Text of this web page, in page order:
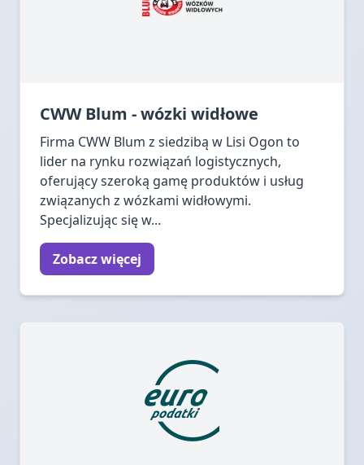
CWW Blum - wózki widłowe
Firma CWW Blum z siedzibą w Lisi Ogon to
lider na rynku rozwiązań logistycznych,
oferujący szeroką gamę produktów i usług
związanych z wózkami widłowymi.
Specjalizując się w...
Zobacz więcej